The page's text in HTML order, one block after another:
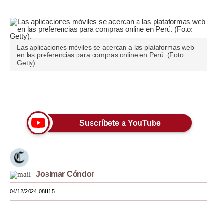
Tendencias
Lujo
Viajes
Mundo
EEUU
México
España
Internacional
Las aplicaciones móviles se acercan a las plataformas web
en las preferencias para compras online en Perú. (Foto:
Getty).
Suscríbete a YouTube
Josimar Cóndor
04/12/2024 08H15